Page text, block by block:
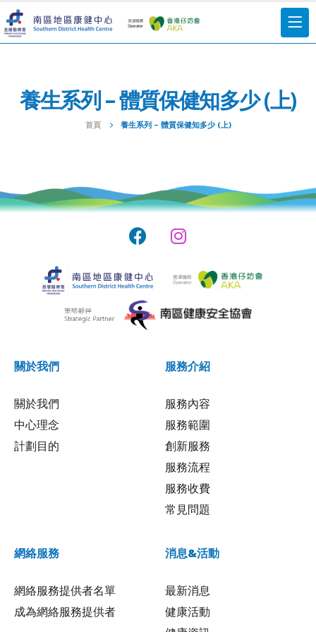
養生系列 – 體質保健知多少 (上)
首頁 養生系列 – 體質保健知多少 (上)
關於我們
關於我們
中心理念
計劃目的
服務介紹
服務內容
服務範圍
創新服務
服務流程
服務收費
常見問題
網絡服務
網絡服務提供者名單
成為網絡服務提供者
消息&活動
最新消息
健康活動